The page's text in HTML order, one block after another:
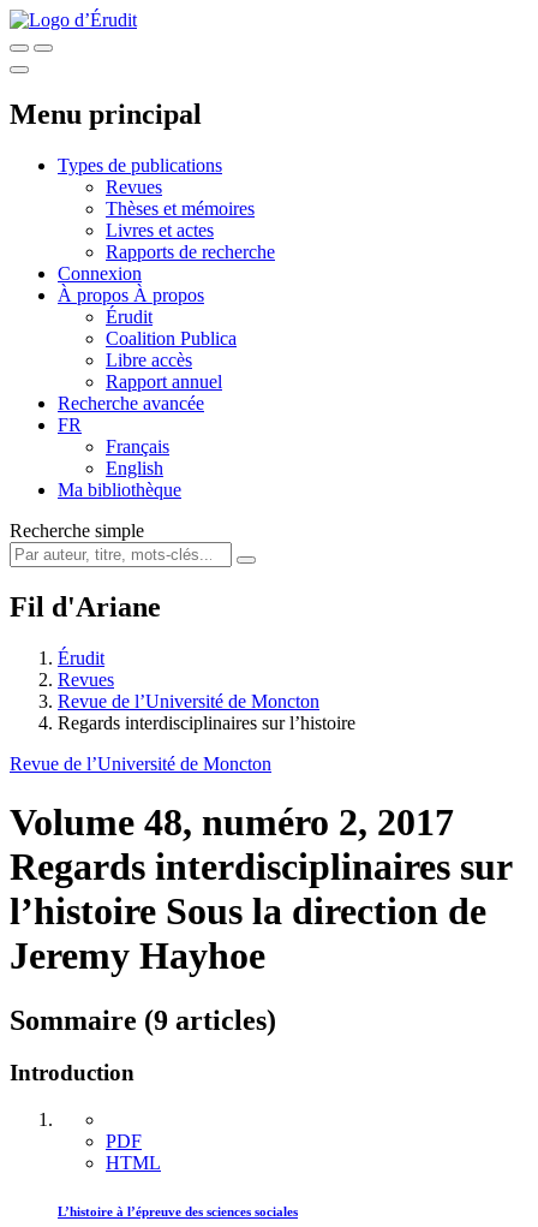
Menu principal
Types de publications
Revues
Thèses et mémoires
Livres et actes
Rapports de recherche
Connexion
À propos À propos
Érudit
Coalition Publica
Libre accès
Rapport annuel
Recherche avancée
FR
Français
English
Ma bibliothèque
Recherche simple
Fil d'Ariane
Érudit
Revues
Revue de l’Université de Moncton
Regards interdisciplinaires sur l’histoire
Revue de l’Université de Moncton
Volume 48, numéro 2, 2017
Regards interdisciplinaires sur
l’histoire Sous la direction de
Jeremy Hayhoe
Sommaire (9 articles)
Introduction
PDF
HTML
L’histoire à l’épreuve des sciences sociales